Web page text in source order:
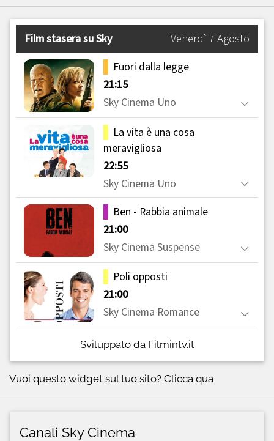
Sviluppato da Filmintv.it
Vuoi questo widget sul tuo sito? Clicca qua
Canali Sky Cinema